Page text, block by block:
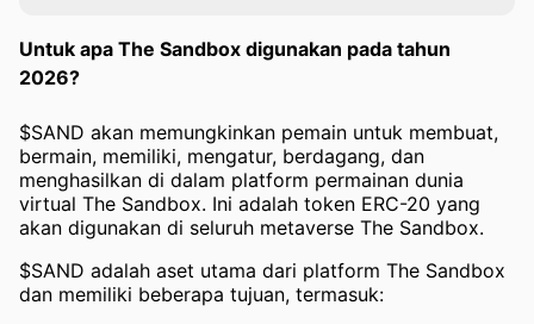
Untuk apa The Sandbox digunakan pada tahun
2026?
$SAND akan memungkinkan pemain untuk membuat,
bermain, memiliki, mengatur, berdagang, dan
menghasilkan di dalam platform permainan dunia
virtual The Sandbox. Ini adalah token ERC-20 yang
akan digunakan di seluruh metaverse The Sandbox.
$SAND adalah aset utama dari platform The Sandbox
dan memiliki beberapa tujuan, termasuk: